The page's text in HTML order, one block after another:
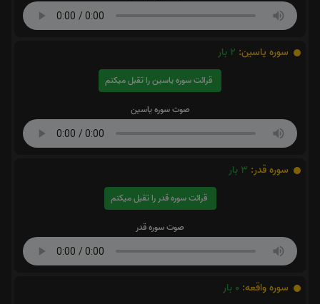
سوره یاسین: 2 بار
قرائت سوره یاسین را تقبل میکنم
صوت سوره یاسین
سوره قدر: 3 بار
قرائت سوره قدر را تقبل میکنم
صوت سوره قدر
سوره واقعه: 0 بار